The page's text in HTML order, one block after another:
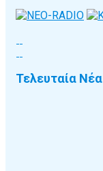
Τελευταία Νέα